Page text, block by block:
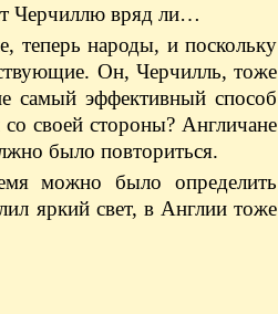
Черчиллю вряд ли…
теперь народы, и поскольку
Он, Черчилль, тоже
самый эффективный способ
своей стороны? Англичане
было повториться.
можно было определить
яркий свет, в Англии тоже